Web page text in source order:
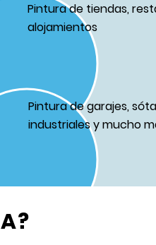
Pintura de tiendas,
alojamientos
Pintura de garajes,
industriales y mucho